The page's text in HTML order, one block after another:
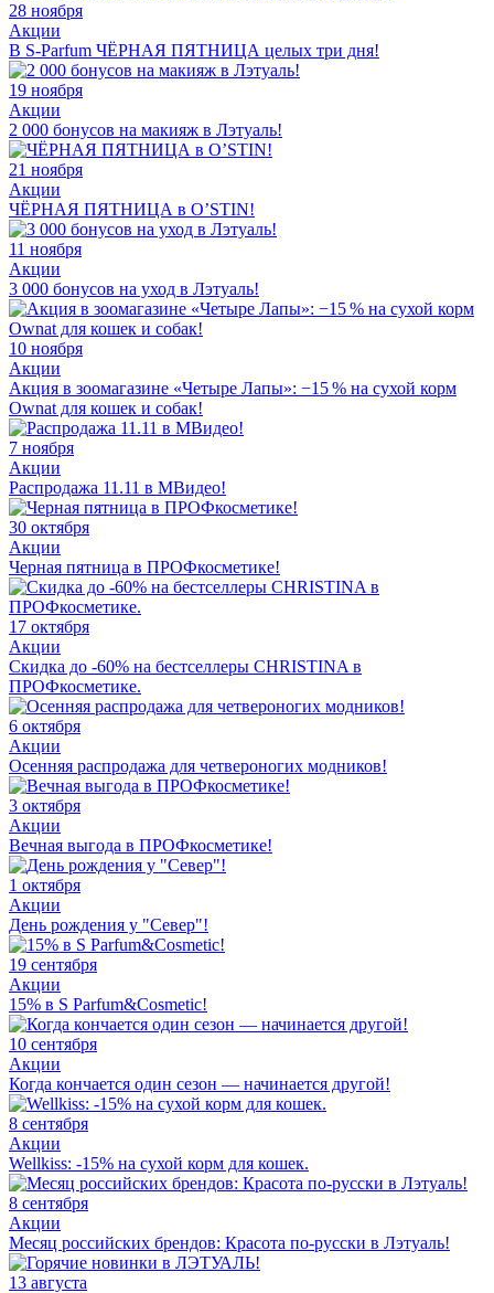
28 ноября
Акции
В S-Parfum ЧЁРНАЯ ПЯТНИЦА целых три дня!
19 ноября
Акции
2 000 бонусов на макияж в Лэтуаль!
21 ноября
Акции
ЧЁРНАЯ ПЯТНИЦА в O’STIN!
11 ноября
Акции
3 000 бонусов на уход в Лэтуаль!
10 ноября
Акции
Акция в зоомагазине «Четыре Лапы»: −15 % на сухой корм
Ownat для кошек и собак!
7 ноября
Акции
Распродажа 11.11 в МВидео!
30 октября
Акции
Черная пятница в ПРОФкосметике!
17 октября
Акции
Скидка до -60% на бестселлеры CHRISTINA в
ПРОФкосметике.
6 октября
Акции
Осенняя распродажа для четвероногих модников!
3 октября
Акции
Вечная выгода в ПРОФкосметике!
1 октября
Акции
День рождения у "Север"!
19 сентября
Акции
15% в S Parfum&Cosmetic!
10 сентября
Акции
Когда кончается один сезон — начинается другой!
8 сентября
Акции
Wellkiss: -15% на сухой корм для кошек.
8 сентября
Акции
Месяц российских брендов: Красота по-русски в Лэтуаль!
13 августа